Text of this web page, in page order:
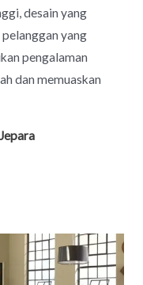
desain yang
yang
pengalaman
dan memuaskan